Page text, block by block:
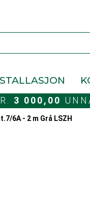
3 000,00
6A - 2 m Grå LSZH